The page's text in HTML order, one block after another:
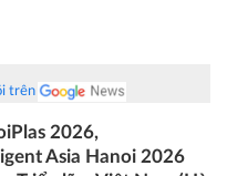
trên
2026,
Asia Hanoi 2026